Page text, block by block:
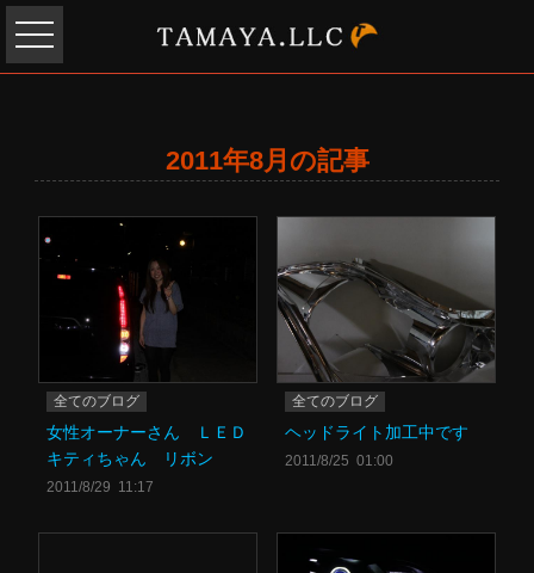
2011年8月の記事
全てのブログ
女性オーナーさん ＬＥＤ
キティちゃん リボン
2011/8/29 11:17
全てのブログ
ヘッドライト加工中です
2011/8/25 01:00